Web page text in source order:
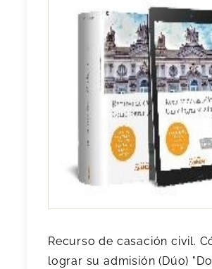
Recurso de casación civil.
lograr su admisión (Dúo)